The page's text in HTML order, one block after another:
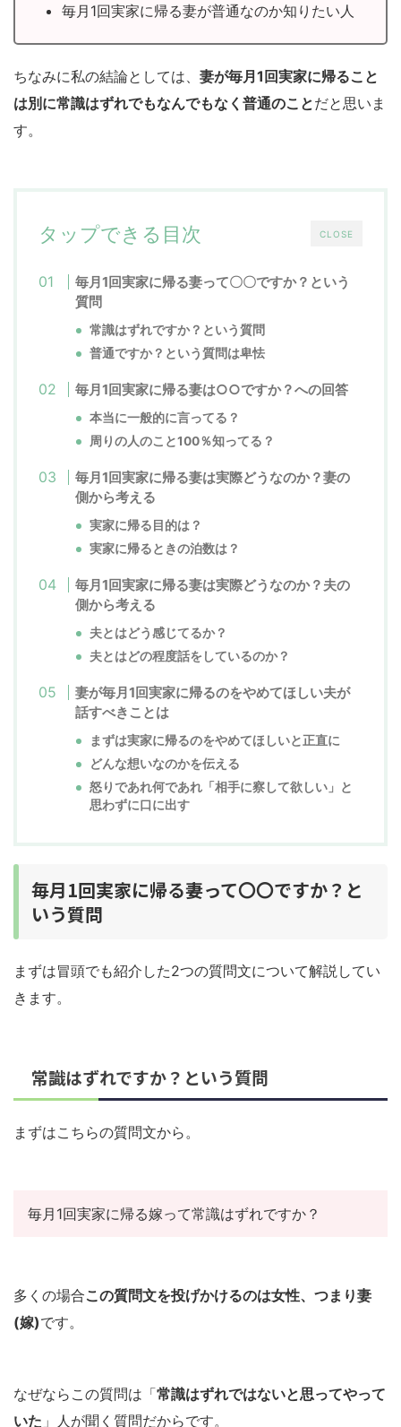
毎月1回実家に帰る妻が普通なのか知りたい人
ちなみに私の結論としては、 妻が毎月1回実家に帰ること
は別に常識はずれでもなんでもなく普通のことだと思いま
す。
CLOSE
タップできる目次
毎月1回実家に帰る妻って〇〇ですか？という
質問
常識はずれですか？という質問
普通ですか？という質問は卑怯
毎月1回実家に帰る妻は○○ですか？への回答
本当に一般的に言ってる？
周りの人のこと100％知ってる？
毎月1回実家に帰る妻は実際どうなのか？妻の
側から考える
実家に帰る目的は？
実家に帰るときの泊数は？
毎月1回実家に帰る妻は実際どうなのか？夫の
側から考える
夫とはどう感じてるか？
夫とはどの程度話をしているのか？
妻が毎月1回実家に帰るのをやめてほしい夫が
話すべきことは
まずは実家に帰るのをやめてほしいと正直に
どんな想いなのかを伝える
怒りであれ何であれ「相手に察して欲しい」と
思わずに口に出す
毎月1回実家に帰る妻って〇〇ですか？と
いう質問
まずは冒頭でも紹介した2つの質問文について解説してい
きます。
常識はずれですか？という質問
まずはこちらの質問文から。
毎月1回実家に帰る嫁って常識はずれですか？
多くの場合この質問文を投げかけるのは女性、つまり妻
(嫁)です。
なぜならこの質問は「常識はずれではないと思ってやって
いた 」人が聞く質問だからです。